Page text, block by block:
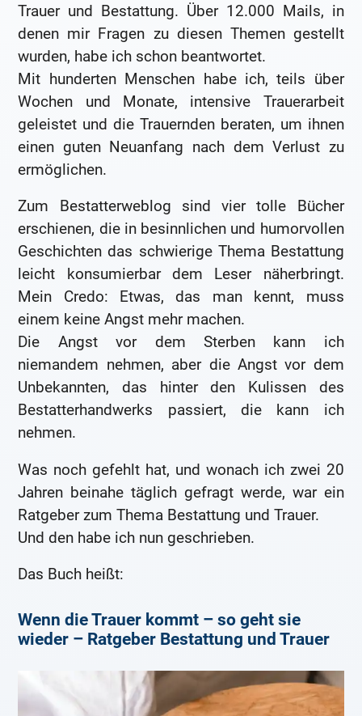
Trauer und Bestattung. Über 12.000 Mails, in
denen mir Fragen zu diesen Themen gestellt
wurden, habe ich schon beantwortet.
Mit hunderten Menschen habe ich, teils über
Wochen und Monate, intensive Trauerarbeit
geleistet und die Trauernden beraten, um ihnen
einen guten Neuanfang nach dem Verlust zu
ermöglichen.
Zum Bestatterweblog sind vier tolle Bücher
erschienen, die in besinnlichen und humorvollen
Geschichten das schwierige Thema Bestattung
leicht konsumierbar dem Leser näherbringt.
Mein Credo: Etwas, das man kennt, muss
einem keine Angst mehr machen.
Die Angst vor dem Sterben kann ich
niemandem nehmen, aber die Angst vor dem
Unbekannten, das hinter den Kulissen des
Bestatterhandwerks passiert, die kann ich
nehmen.
Was noch gefehlt hat, und wonach ich zwei 20
Jahren beinahe täglich gefragt werde, war ein
Ratgeber zum Thema Bestattung und Trauer.
Und den habe ich nun geschrieben.
Das Buch heißt:
Wenn die Trauer kommt – so geht sie
wieder – Ratgeber Bestattung und Trauer